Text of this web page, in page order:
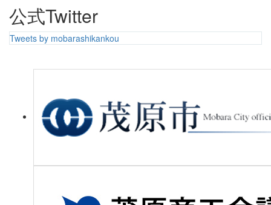
公式Twitter
Tweets by mobarashikankou